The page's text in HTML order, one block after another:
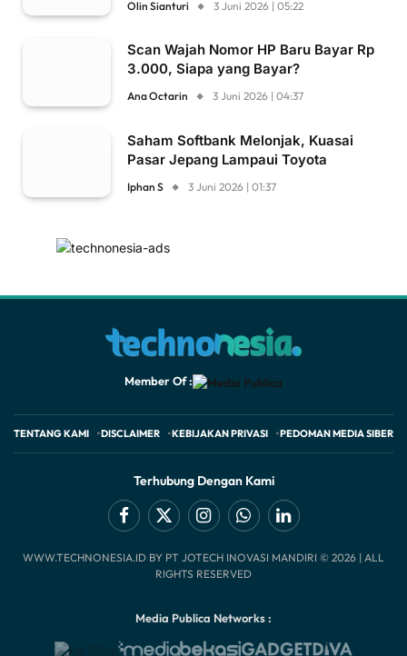
Olin Sianturi 3 Juni 2026 | 05:22
Scan Wajah Nomor HP Baru Bayar Rp
3.000, Siapa yang Bayar?
Ana Octarin 3 Juni 2026 | 04:37
Saham Softbank Melonjak, Kuasai
Pasar Jepang Lampaui Toyota
Iphan S 3 Juni 2026 | 01:37
Member Of :
TENTANG KAMI DISCLAIMER KEBIJAKAN PRIVASI PEDOMAN MEDIA SIBER
Terhubung Dengan Kami
Facebook
X
(Twitter)
InstagramWhatsAppLinkedIn
WWW.TECHNONESIA.ID BY PT JOTECH INOVASI MANDIRI © 2026 | ALL
RIGHTS RESERVED
Media Publica Networks :